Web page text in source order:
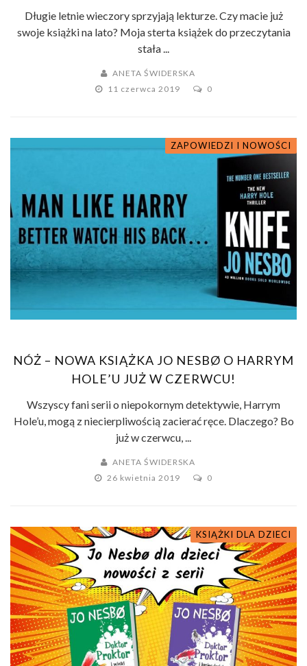
Długie letnie wieczory sprzyjają lekturze. Czy macie już
swoje książki na lato? Moja sterta książek do przeczytania
stała ...
ANETA ŚWIDERSKA
11 czerwca 2019
0
ZAPOWIEDZI I NOWOŚCI
NÓŻ – NOWA KSIĄŻKA JO NESBØ O HARRYM
HOLE’U JUŻ W CZERWCU!
Wszyscy fani serii o niepokornym detektywie, Harrym
Hole’u, mogą z niecierpliwością zacierać ręce. Dlaczego? Bo
już w czerwcu, ...
ANETA ŚWIDERSKA
26 kwietnia 2019
0
KSIĄŻKI DLA DZIECI